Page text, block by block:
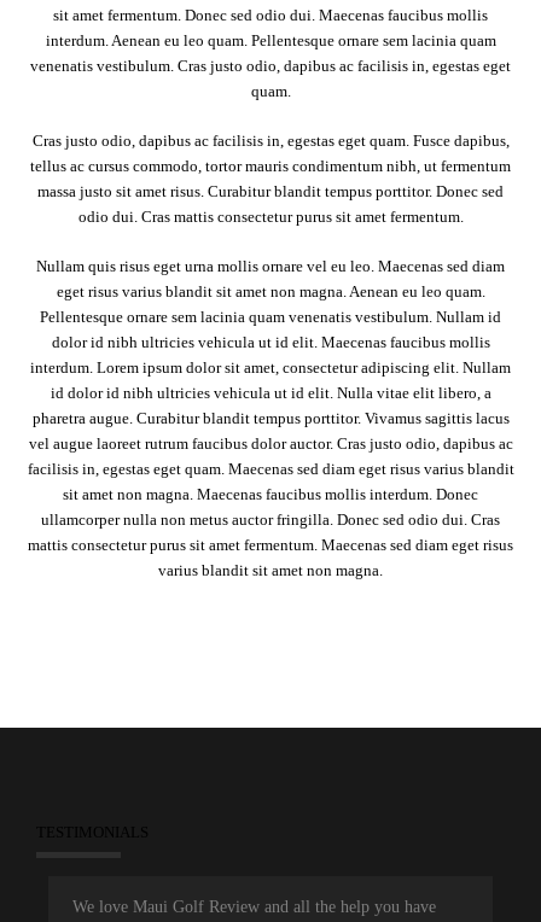
sit amet fermentum. Donec sed odio dui. Maecenas faucibus mollis
interdum. Aenean eu leo quam. Pellentesque ornare sem lacinia quam
venenatis vestibulum. Cras justo odio, dapibus ac facilisis in, egestas eget
quam.
Cras justo odio, dapibus ac facilisis in, egestas eget quam. Fusce dapibus,
tellus ac cursus commodo, tortor mauris condimentum nibh, ut fermentum
massa justo sit amet risus. Curabitur blandit tempus porttitor. Donec sed
odio dui. Cras mattis consectetur purus sit amet fermentum.
Nullam quis risus eget urna mollis ornare vel eu leo. Maecenas sed diam
eget risus varius blandit sit amet non magna. Aenean eu leo quam.
Pellentesque ornare sem lacinia quam venenatis vestibulum. Nullam id
dolor id nibh ultricies vehicula ut id elit. Maecenas faucibus mollis
interdum. Lorem ipsum dolor sit amet, consectetur adipiscing elit. Nullam
id dolor id nibh ultricies vehicula ut id elit. Nulla vitae elit libero, a
pharetra augue. Curabitur blandit tempus porttitor. Vivamus sagittis lacus
vel augue laoreet rutrum faucibus dolor auctor. Cras justo odio, dapibus ac
facilisis in, egestas eget quam. Maecenas sed diam eget risus varius blandit
sit amet non magna. Maecenas faucibus mollis interdum. Donec
ullamcorper nulla non metus auctor fringilla. Donec sed odio dui. Cras
mattis consectetur purus sit amet fermentum. Maecenas sed diam eget risus
varius blandit sit amet non magna.
TESTIMONIALS
We love Maui Golf Review and all the help you have